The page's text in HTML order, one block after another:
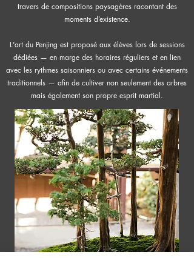
travers de compositions paysagères racontant des
moments d’existence.
L'art du Penjing est proposé aux élèves lors de sessions
dédiées — en marge des horaires réguliers et en lien
avec les rythmes saisonniers ou avec certains événements
traditionnels — afin de cultiver non seulement des arbres
mais également son propre esprit martial.